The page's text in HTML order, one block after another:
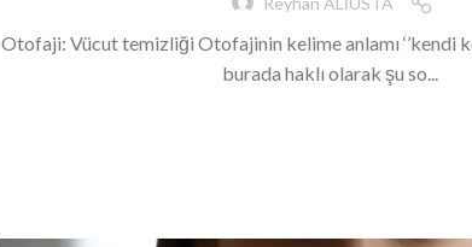
Otofaji: Vücut temizliği Otofajinin kelime anlamı ‘’kendi
burada haklı olarak şu so...